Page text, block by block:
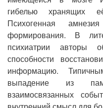
гибелью хранящих
Психогенная
формирования. В
психиатрии авторы
способности
информацию.
выпадение из
взаимосвязанных